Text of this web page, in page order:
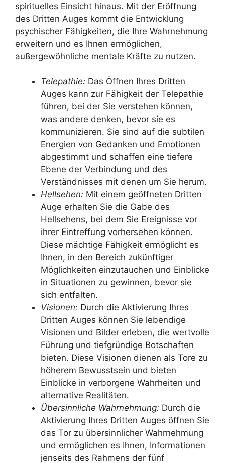
spirituelles Einsicht hinaus. Mit der Eröffnung
des Dritten Auges kommt die Entwicklung
psychischer Fähigkeiten, die Ihre Wahrnehmung
erweitern und es Ihnen ermöglichen,
außergewöhnliche mentale Kräfte zu nutzen.
Telepathie: Das Öffnen Ihres Dritten
Auges kann zur Fähigkeit der Telepathie
führen, bei der Sie verstehen können,
was andere denken, bevor sie es
kommunizieren. Sie sind auf die subtilen
Energien von Gedanken und Emotionen
abgestimmt und schaffen eine tiefere
Ebene der Verbindung und des
Verständnisses mit denen um Sie herum.
Hellsehen: Mit einem geöffneten Dritten
Auge erhalten Sie die Gabe des
Hellsehens, bei dem Sie Ereignisse vor
ihrer Eintreffung vorhersehen können.
Diese mächtige Fähigkeit ermöglicht es
Ihnen, in den Bereich zukünftiger
Möglichkeiten einzutauchen und Einblicke
in Situationen zu gewinnen, bevor sie
sich entfalten.
Visionen: Durch die Aktivierung Ihres
Dritten Auges können Sie lebendige
Visionen und Bilder erleben, die wertvolle
Führung und tiefgründige Botschaften
bieten. Diese Visionen dienen als Tore zu
höherem Bewusstsein und bieten
Einblicke in verborgene Wahrheiten und
alternative Realitäten.
Übersinnliche Wahrnehmung: Durch die
Aktivierung Ihres Dritten Auges öffnen Sie
das Tor zu übersinnlicher Wahrnehmung
und ermöglichen es Ihnen, Informationen
jenseits des Rahmens der fünf